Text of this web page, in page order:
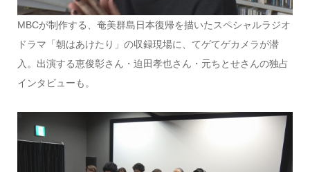
MBCが制作する、奄美群島日本復帰を描いたスペシャルラジオ
ドラマ「朝はあけたり」の収録現場に、てゲてゲカメラが潜
入。出演する恵俊彰さん・迫田孝也さん・元ちとせさんの独占
インタビューも。